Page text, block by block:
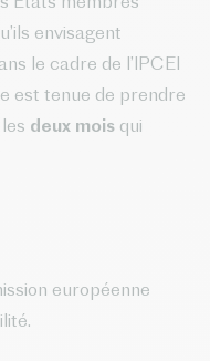
envisagent
le cadre de l’IPCEI
est tenue de prendre
deux mois qui
européenne